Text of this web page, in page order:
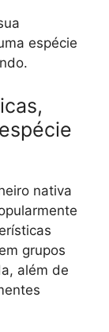
espécie
nativa
grupos
além de